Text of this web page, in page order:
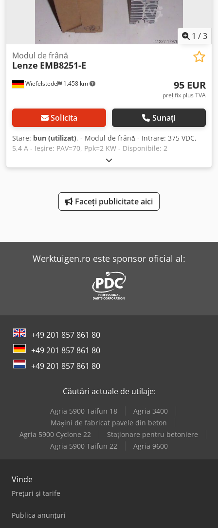
1 /3
Wiefelstede 1.458 km
Modul de frână
Lenze EMB8251-E
95 EUR
preț fix plus TVA
Solicita Sunați
Stare: bun (utilizat), - Modul de frână - Intrare: 375 VDC,
5,4 A - Ieșire: PAV=70, Ppk=2 KW - Disponibile: 2
redresoare/convertizoare - Preț: per bucată - Greutate: 3 kg
Csdpfeb A Nt Rsx Ablorf
Faceți publicitate aici
Werktuigen.ro este sponsor oficial al:
+49 201 857 861 80
+49 201 857 861 80
+49 201 857 861 80
Căutări actuale de utilaje:
Agria 5900 Taifun 18
Agria 3400
Mașini de fabricat pavele din beton
Agria 5900 Cyclone 22
Staționare pentru betoniere
Agria 5900 Taifun 22
Agria 9600
Vinde
Prețuri și tarife
Publica anunțuri